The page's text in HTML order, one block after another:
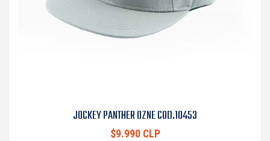
JOCKEY PANTHER OZNE COD.10453
$9.990 CLP